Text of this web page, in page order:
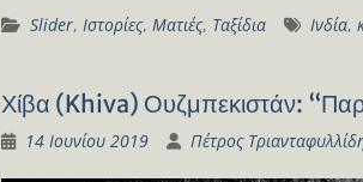
Slider, Ιστορίες, Ματιές, Ταξίδια Ινδία,
Χίβα (Khiva) Ουζμπεκιστάν:
14 Ιουνίου 2019 Πέτρος